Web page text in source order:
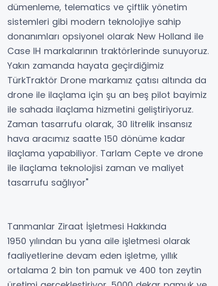
dümenleme, telematics ve çiftlik yönetim
sistemleri gibi modern teknolojiye sahip
donanımları opsiyonel olarak New Holland ile
Case IH markalarının traktörlerinde sunuyoruz.
Yakın zamanda hayata geçirdiğimiz
TürkTraktör Drone markamız çatısı altında da
drone ile ilaçlama için şu an beş pilot bayimiz
ile sahada ilaçlama hizmetini geliştiriyoruz.
Zaman tasarrufu olarak, 30 litrelik insansız
hava aracımız saatte 150 dönüme kadar
ilaçlama yapabiliyor. Tarlam Cepte ve drone
ile ilaçlama teknolojisi zaman ve maliyet
tasarrufu sağlıyor"
Tanmanlar Ziraat İşletmesi Hakkında
1950 yılından bu yana aile işletmesi olarak
faaliyetlerine devam eden işletme, yıllık
ortalama 2 bin ton pamuk ve 400 ton zeytin